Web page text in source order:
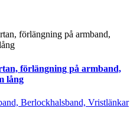
förlängning på armband,
lång
Berlockhalsband, Vristlänkar